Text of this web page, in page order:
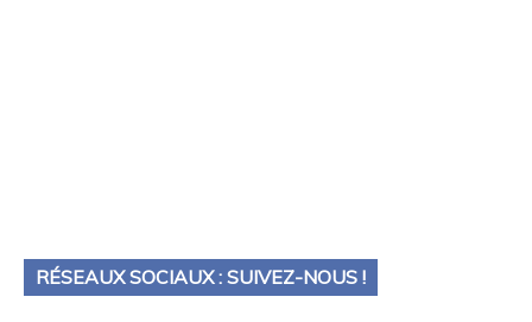
RÉSEAUX SOCIAUX : SUIVEZ-NOUS !